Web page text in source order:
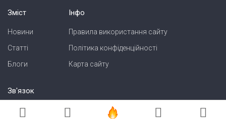
Зміст
Новини
Статті
Блоги
Інфо
Правила використання сайту
Політика конфіденційності
Карта сайту
Зв'язок
Реклама на сайті